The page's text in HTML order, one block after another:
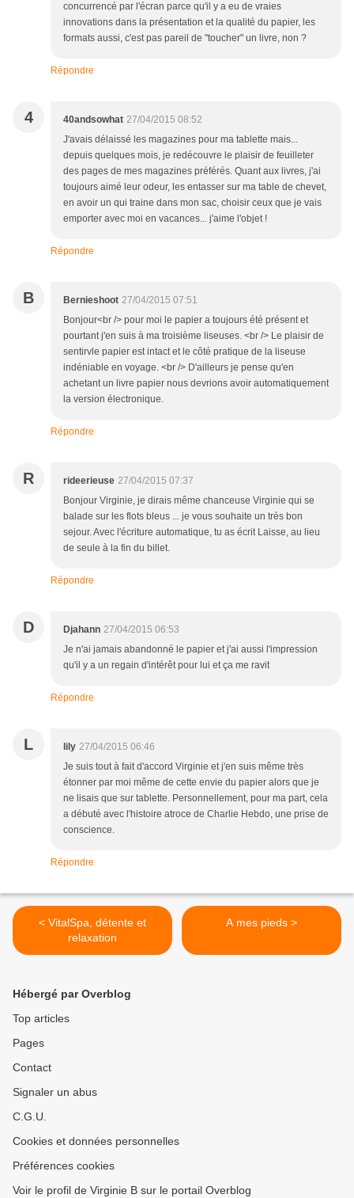
concurrencé par l'écran parce qu'il y a eu de vraies
innovations dans la présentation et la qualité du papier, les
formats aussi, c'est pas pareil de "toucher" un livre, non ?
Répondre
4 40andsowhat 27/04/2015 08:52
J'avais délaissé les magazines pour ma tablette mais...
depuis quelques mois, je redécouvre le plaisir de feuilleter
des pages de mes magazines préférés. Quant aux livres, j'ai
toujours aimé leur odeur, les entasser sur ma table de chevet,
en avoir un qui traine dans mon sac, choisir ceux que je vais
emporter avec moi en vacances... j'aime l'objet !
Répondre
B Bernieshoot 27/04/2015 07:51
Bonjour<br /> pour moi le papier a toujours été présent et
pourtant j'en suis à ma troisième liseuses. <br /> Le plaisir de
sentirvle papier est intact et le côté pratique de la liseuse
indéniable en voyage. <br /> D'ailleurs je pense qu'en
achetant un livre papier nous devrions avoir automatiquement
la version électronique.
Répondre
R rideerieuse 27/04/2015 07:37
Bonjour Virginie, je dirais même chanceuse Virginie qui se
balade sur les flots bleus ... je vous souhaite un très bon
sejour. Avec l'écriture automatique, tu as écrit Laisse, au lieu
de seule à la fin du billet.
Répondre
D Djahann 27/04/2015 06:53
Je n'ai jamais abandonné le papier et j'ai aussi l'impression
qu'il y a un regain d'intérêt pour lui et ça me ravit
Répondre
L lily 27/04/2015 06:46
Je suis tout à fait d'accord Virginie et j'en suis même très
étonner par moi même de cette envie du papier alors que je
ne lisais que sur tablette. Personnellement, pour ma part, cela
a débuté avec l'histoire atroce de Charlie Hebdo, une prise de
conscience.
Répondre
< VitalSpa, détente et
relaxation
A mes pieds >
Hébergé par Overblog
Top articles
Pages
Contact
Signaler un abus
C.G.U.
Cookies et données personnelles
Préférences cookies
Voir le profil de Virginie B sur le portail Overblog